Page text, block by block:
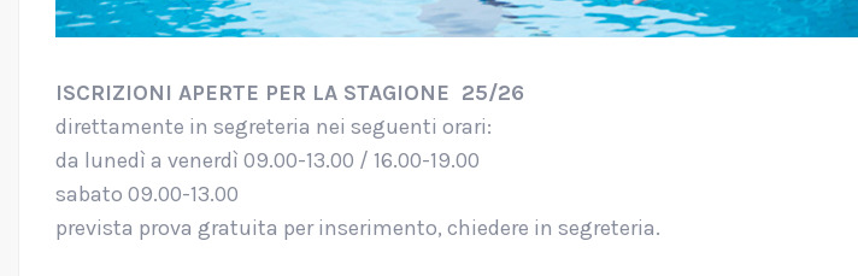
ISCRIZIONI APERTE PER LA STAGIONE 25/26
direttamente in segreteria nei seguenti orari:
da lunedì a venerdì 09.00-13.00 / 16.00-19.00
sabato 09.00-13.00
prevista prova gratuita per inserimento, chiedere in segreteria.